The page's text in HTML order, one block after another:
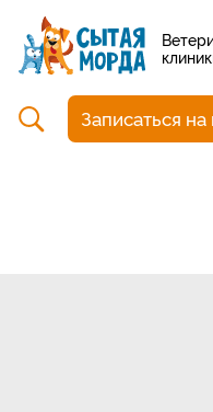
Ветеринарные
клиники в Тюмени
Кастрация собак
Вакцинация
Стоматология
Ультразвуковая чистка зубов
Общий анализ крови